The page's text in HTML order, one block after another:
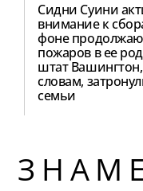
Сидни Суини
внимание к
фоне
пожаров в ее
штат
словам,
семьи